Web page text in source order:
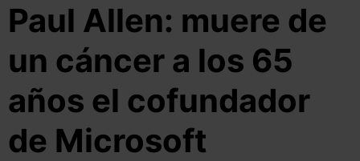
Paul Allen: muere de
un cáncer a los 65
años el cofundador
de Microsoft